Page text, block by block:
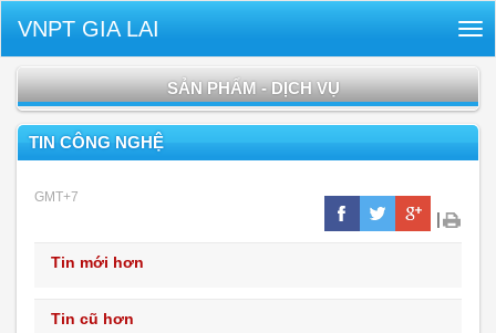
VNPT GIA LAI
SẢN PHẨM - DỊCH VỤ
TIN CÔNG NGHỆ
GMT+7
|
Tin mới hơn
Tin cũ hơn